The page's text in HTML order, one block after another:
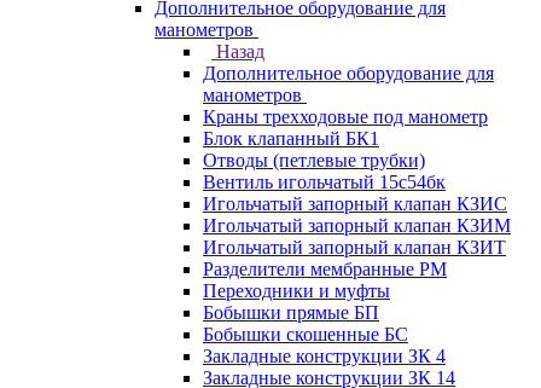
Дополнительное оборудование для
манометров
Назад
Дополнительное оборудование для
манометров
Краны трехходовые под манометр
Блок клапанный БК1
Отводы (петлевые трубки)
Вентиль игольчатый 15с54бк
Игольчатый запорный клапан КЗИС
Игольчатый запорный клапан КЗИМ
Игольчатый запорный клапан КЗИТ
Разделители мембранные РМ
Переходники и муфты
Бобышки прямые БП
Бобышки скошенные БС
Закладные конструкции ЗК 4
Закладные конструкции ЗК 14